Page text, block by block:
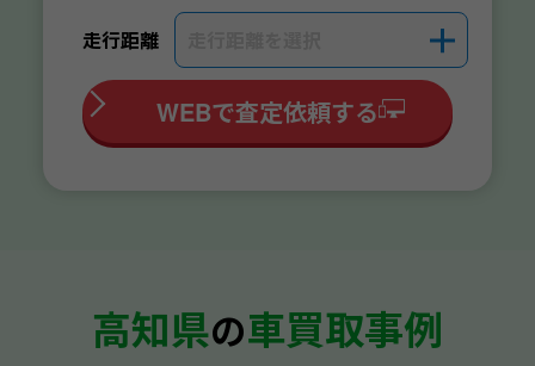
走行距離 ＋
WEBで査定依頼する
高知県の車買取事例